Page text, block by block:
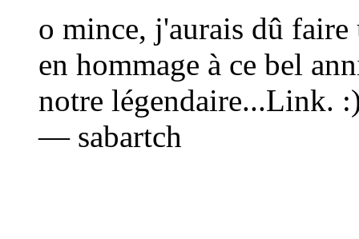
o mince, j'aurais dû
en hommage à ce bel
notre légendaire...Link.
— sabartch